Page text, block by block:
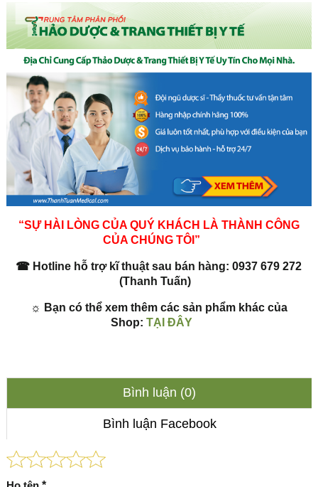
“SỰ HÀI LÒNG CỦA QUÝ KHÁCH LÀ THÀNH CÔNG
CỦA CHÚNG TÔI”
☎ Hotline hỗ trợ kĩ thuật sau bán hàng:0937 679 272
(Thanh Tuấn)
☼ Bạn có thể xem thêm các sản phẩm khác của
Shop: TẠI ĐÂY
Bình luận (0)
Bình luận Facebook